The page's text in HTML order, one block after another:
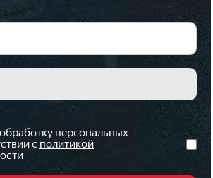
персональных
с политикой